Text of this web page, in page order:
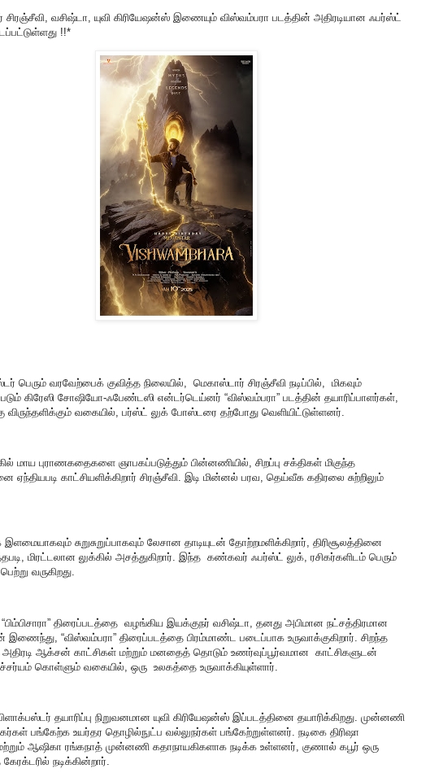
சிரஞ்சீவி, வசிஷ்டா, யுவி கிரியேஷன்ஸ் இணையும் விஸ்வம்பரா படத்தின் அதிரடியான ஃபர்ஸ்ட்
!!*
பெரும் வரவேற்பைக் குவித்த நிலையில், மெகாஸ்டார் சிரஞ்சீவி நடிப்பில், மிகவும்
கிரேஸி சோஷியோ-ஃபேண்டஸி என்டர்டெய்னர் “விஸ்வம்பரா” படத்தின் தயாரிப்பாளர்கள்,
விருந்தளிக்கும் வகையில், பர்ஸ்ட் லுக் போஸ்டரை தற்போது வெளியிட்டுள்ளனர்.
மாய புராணகதைகளை ஞாபகப்படுத்தும் பின்னணியில், சிறப்பு சக்திகள் மிகுந்த
ஏந்தியபடி காட்சியளிக்கிறார் சிரஞ்சீவி. இடி மின்னல் பரவ, தெய்வீக கதிரலை சுற்றிலும்
இளமையாகவும் சுறுசுறுப்பாகவும் லேசான தாடியுடன் தோற்றமளிக்கிறார், திரிசூலத்தினை
மிரட்டலான லுக்கில் அசத்துகிறார். இந்த கண்கவர் ஃபர்ஸ்ட் லுக், ரசிகர்களிடம் பெரும்
வருகிறது.
திரைப்படத்தை வழங்கிய இயக்குநர் வசிஷ்டா, தனது அபிமான நட்சத்திரமான
இணைந்து, “விஸ்வம்பரா” திரைப்படத்தை பிரம்மாண்ட படைப்பாக உருவாக்குகிறார். சிறந்த
ஆக்சன் காட்சிகள் மற்றும் மனதைத் தொடும் உணர்வுப்பூர்வமான காட்சிகளுடன்
கொள்ளும் வகையில், ஒரு உலகத்தை உருவாக்கியுள்ளார்.
தயாரிப்பு நிறுவனமான யுவி கிரியேஷன்ஸ் இப்படத்தினை தயாரிக்கிறது. முன்னணி
பங்கேற்க உயர்தர தொழில்நுட்ப வல்லுநர்கள் பங்கேற்றுள்ளனர். நடிகை திரிஷா
ஆஷிகா ரங்கநாத் முன்னணி கதாநாயகிகளாக நடிக்க உள்ளனர், குணால் கபூர் ஒரு
நடிக்கின்றார்.